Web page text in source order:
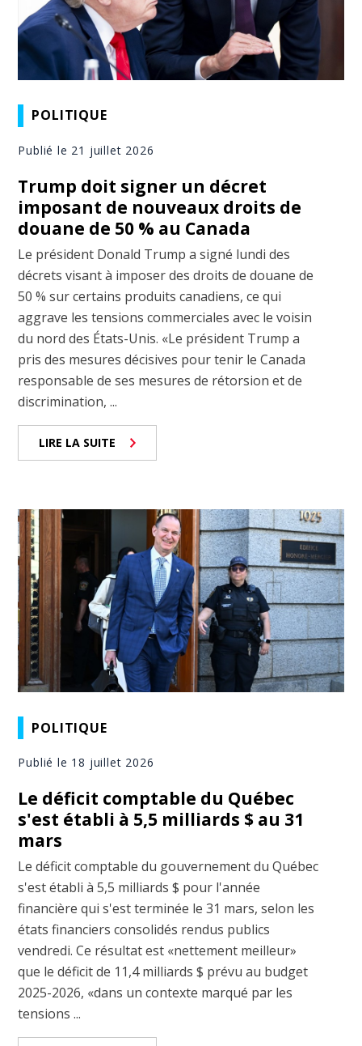
POLITIQUE
Publié le 21 juillet 2026
Trump doit signer un décret
imposant de nouveaux droits de
douane de 50 % au Canada
Le président Donald Trump a signé lundi des
décrets visant à imposer des droits de douane de
50 % sur certains produits canadiens, ce qui
aggrave les tensions commerciales avec le voisin
du nord des États-Unis. «Le président Trump a
pris des mesures décisives pour tenir le Canada
responsable de ses mesures de rétorsion et de
discrimination, ...
LIRE LA SUITE
POLITIQUE
Publié le 18 juillet 2026
Le déficit comptable du Québec
s'est établi à 5,5 milliards $ au 31
mars
Le déficit comptable du gouvernement du Québec
s'est établi à 5,5 milliards $ pour l'année
financière qui s'est terminée le 31 mars, selon les
états financiers consolidés rendus publics
vendredi. Ce résultat est «nettement meilleur»
que le déficit de 11,4 milliards $ prévu au budget
2025-2026, «dans un contexte marqué par les
tensions ...